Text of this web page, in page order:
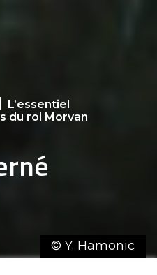
© Y. Hamonic
| L’essentiel
du roi Morvan